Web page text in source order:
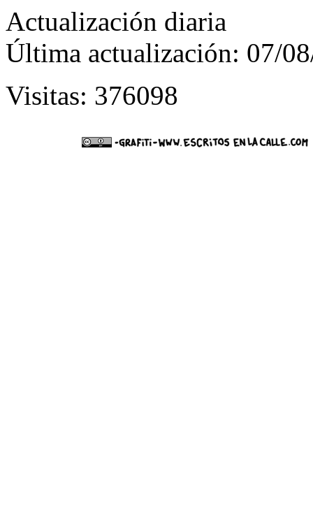
Actualización diaria
Última actualización: 07/
Visitas: 376098